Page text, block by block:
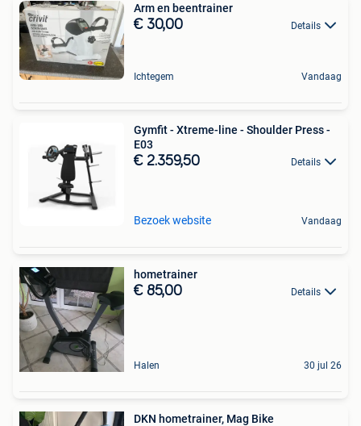
Arm en beentrainer
€ 30,00 Details
Ichtegem Vandaag
Gymfit - Xtreme-line - Shoulder Press -
E03
€ 2.359,50 Details
Bezoek website Vandaag
hometrainer
€ 85,00 Details
Halen 30 jul 26
DKN hometrainer, Mag Bike